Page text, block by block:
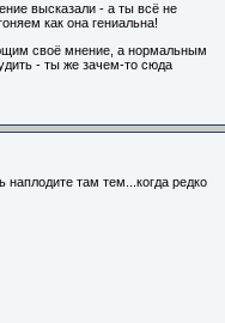
высказали - а ты всё не
как она гениальна!
своё мнение, а нормальным
- ты же зачем-то сюда
наплодите там тем...когда редко